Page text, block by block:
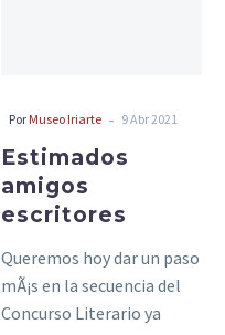
Por Museo Iriarte - 9 Abr 2021
Estimados
amigos
escritores
Queremos hoy dar un paso
mÃ¡s en la secuencia del
Concurso Literario ya